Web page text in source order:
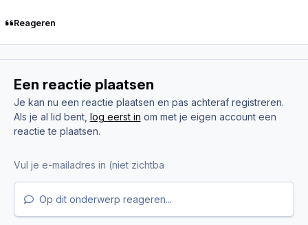
Reageren
Een reactie plaatsen
Je kan nu een reactie plaatsen en pas achteraf registreren.
Als je al lid bent, log eerst in om met je eigen account een
reactie te plaatsen.
Op dit onderwerp reageren...